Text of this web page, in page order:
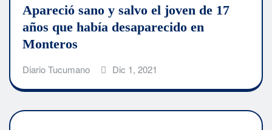
Apareció sano y salvo el joven de 17
años que había desaparecido en
Monteros
Diario Tucumano Dic 1, 2021